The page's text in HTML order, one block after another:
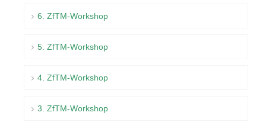
6. ZfTM-Workshop
5. ZfTM-Workshop
4. ZfTM-Workshop
3. ZfTM-Workshop